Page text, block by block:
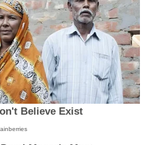
Believe Exist